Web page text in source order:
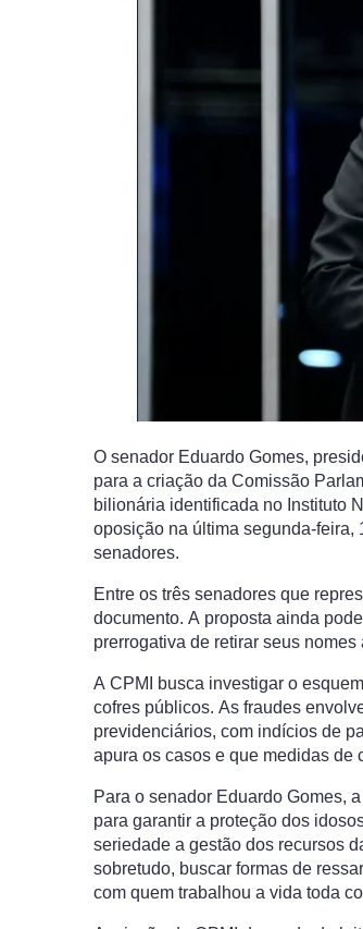
O senador Eduardo Gomes,
para a criação da Comissão
bilionária identificada no Instituto
oposição na última segunda-
senadores.
Entre os três senadores que
documento. A proposta ainda
prerrogativa de retirar seus
A CPMI busca investigar o
cofres públicos. As fraudes
previdenciários, com indícios de
apura os casos e que medidas de
Para o senador Eduardo Gomes,
para garantir a proteção dos
seriedade a gestão dos recursos
sobretudo, buscar formas de
com quem trabalhou a vida toda